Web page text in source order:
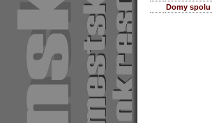
Domy spolu